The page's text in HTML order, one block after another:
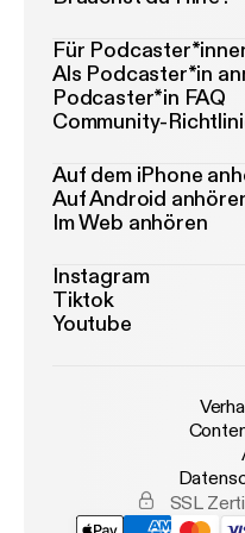
Für
Als Podcaster*in
Podcaster*in FAQ
Community-
Auf dem iPhone
Auf Android
Im Web anhören
Instagram
Tiktok
Youtube
SSL